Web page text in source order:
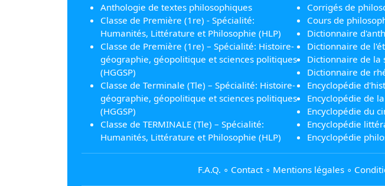
Anthologie de textes philosophiques
Classe de Première (1re) - Spécialité:
Humanités, Littérature et Philosophie (HLP)
Classe de Première (1re) – Spécialité: Histoire-
géographie, géopolitique et sciences politiques
(HGGSP)
Classe de Terminale (Tle) – Spécialité: Histoire-
géographie, géopolitique et sciences politiques
(HGGSP)
Classe de TERMINALE (Tle) – Spécialité:
Humanités, Littérature et Philosophie (HLP)
Corrigés de
Cours de
Dictionnaire
Dictionnaire de
Dictionnaire de la
Dictionnaire de
Encyclopédie
Encyclopédie de
Encyclopédie du
Encyclopédie
Encyclopédie
F.A.Q. ∘ Contact∘ Mentions légales∘